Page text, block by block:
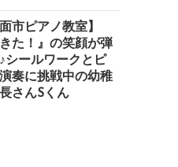
面市ピアノ教室】
きた！』の笑顔が弾
シールワークとピ
奏に挑戦中の幼稚
さんSくん